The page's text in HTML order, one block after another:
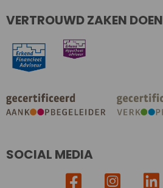
VERTROUWD ZAKEN DOEN
SOCIAL MEDIA